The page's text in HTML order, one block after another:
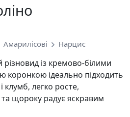
Амарилісові Нарцис
із кремово-білими
коронкою ідеально підходить
клумб, легко росте,
щороку радує яскравим